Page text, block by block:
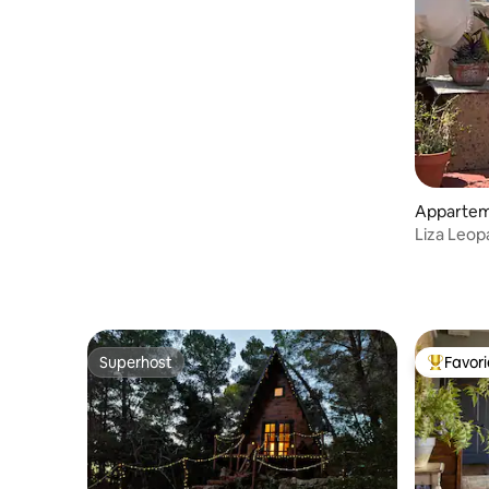
Liza
Superhost
Superhost